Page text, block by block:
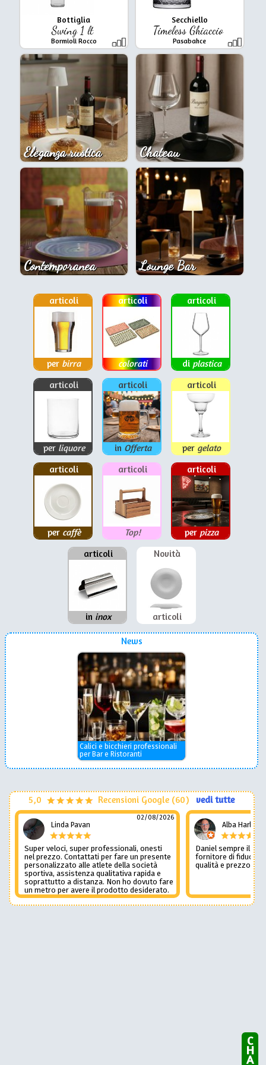
CHAT
Bottiglia
Swing 1 lt
Bormioli Rocco
Secchiello
Timeless Ghiaccio
Pasabahce
Eleganza rustica Chateau
Contemporanea Lounge Bar
articoli
per birra
articoli
colorati
articoli
di plastica
articoli
per liquore
articoli
in Offerta
articoli
per gelato
articoli
per caffè
articoli
Top!
articoli
per pizza
articoli
in inox
Novità
articoli
News
Calici e bicchieri professionali
per Bar e Ristoranti
5,0 Recensioni Google (60) vedi tutte
Linda Pavan
02/08/2026
Super veloci, super professionali, onesti
nel prezzo. Contattati per fare un presente
personalizzato alle atlete della società
sportiva, assistenza qualitativa rapida e
soprattutto a distanza. Non ho dovuto fare
un metro per avere il prodotto desiderato.
Una assistenza del genere è rara e
preziosa. Credo li contatterò ancora in
Alba Harley
Daniel sempre il
fornitore di fiducia
qualità e prezzo